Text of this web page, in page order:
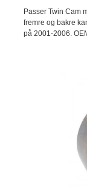
Passer Twin Cam
fremre og bakre
på 2001-2006.